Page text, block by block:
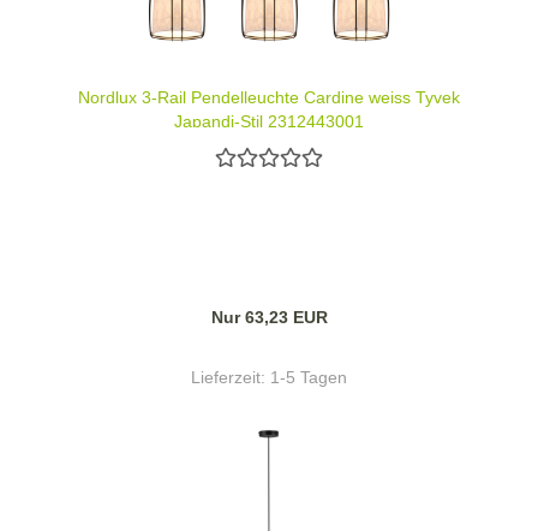
Nordlux 3-Rail Pendelleuchte Cardine weiss Tyvek
Japandi-Stil 2312443001
Nur 63,23 EUR
Lieferzeit: 1-5 Tagen